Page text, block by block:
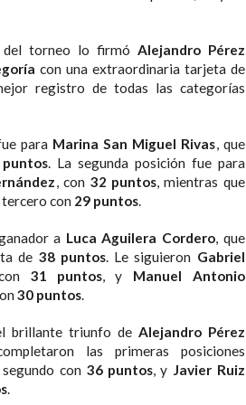
del torneo lo firmó Alejandro Pérez
con una extraordinaria tarjeta de
registro de todas las categorías
para Marina San Miguel Rivas, que
. La segunda posición fue para
, con 32 puntos, mientras que
con 29 puntos.
a Luca Aguilera Cordero, que
de 38 puntos. Le siguieron Gabriel
31 puntos, y Manuel Antonio
30 puntos.
brillante triunfo de Alejandro Pérez
las primeras posiciones
segundo con 36 puntos, y Javier Ruiz
.